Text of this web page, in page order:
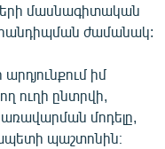
մասնագիտական
ժամանակ:
իմ
ուղի ընտրվի,
մոդելը,
պաշտոնին։